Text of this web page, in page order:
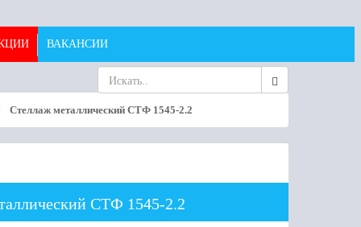
ВАКАНСИИ
Стеллаж металлический СТФ 1545-2.2
СТФ 1545-2.2